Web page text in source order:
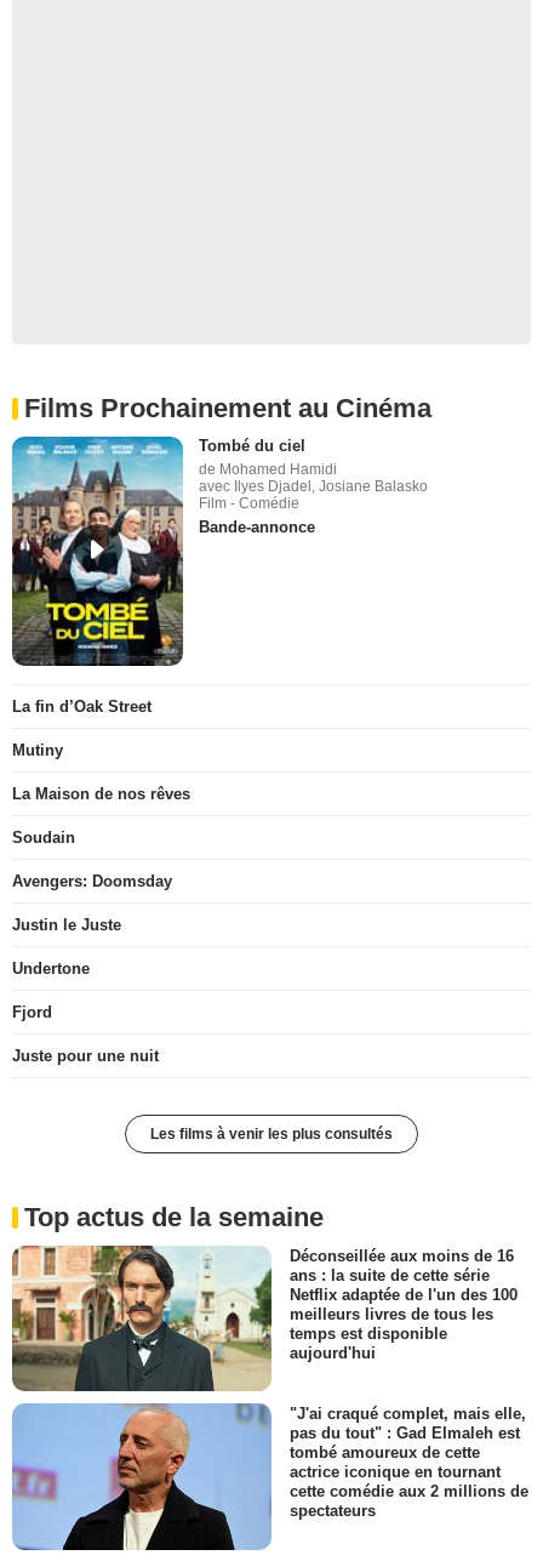
Films Prochainement au Cinéma
Tombé du ciel
de Mohamed Hamidi
avec Ilyes Djadel, Josiane Balasko
Film - Comédie
Bande-annonce
La fin d’Oak Street
Mutiny
La Maison de nos rêves
Soudain
Avengers: Doomsday
Justin le Juste
Undertone
Fjord
Juste pour une nuit
Les films à venir les plus consultés
Top actus de la semaine
Déconseillée aux moins de 16
ans : la suite de cette série
Netflix adaptée de l'un des 100
meilleurs livres de tous les
temps est disponible
aujourd'hui
"J'ai craqué complet, mais elle,
pas du tout" : Gad Elmaleh est
tombé amoureux de cette
actrice iconique en tournant
cette comédie aux 2 millions de
spectateurs